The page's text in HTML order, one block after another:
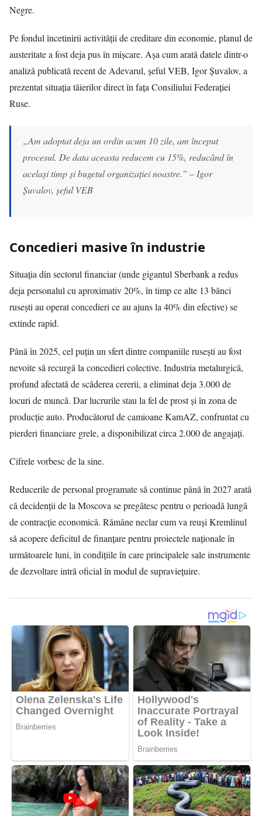
Negre.
Pe fondul încetinirii activității de creditare din economie, planul de
austeritate a fost deja pus în mișcare. Așa cum arată datele dintr-o
analiză publicată recent de Adevarul, șeful VEB, Igor Șuvalov, a
prezentat situația tăierilor direct în fața Consiliului Federației
Ruse.
„Am adoptat deja un ordin acum 10 zile, am început
procesul. De data aceasta reducem cu 15%, reducând în
același timp și bugetul organizației noastre.” – Igor
Șuvalov, șeful VEB
Concedieri masive în industrie
Situația din sectorul financiar (unde gigantul Sberbank a redus
deja personalul cu aproximativ 20%, în timp ce alte 13 bănci
rusești au operat concedieri ce au ajuns la 40% din efective) se
extinde rapid.
Până în 2025, cel puțin un sfert dintre companiile rusești au fost
nevoite să recurgă la concedieri colective. Industria metalurgică,
profund afectată de scăderea cererii, a eliminat deja 3.000 de
locuri de muncă. Dar lucrurile stau la fel de prost și în zona de
producție auto. Producătorul de camioane KamAZ, confruntat cu
pierderi financiare grele, a disponibilizat circa 2.000 de angajați.
Cifrele vorbesc de la sine.
Reducerile de personal programate să continue până în 2027 arată
că decidenții de la Moscova se pregătesc pentru o perioadă lungă
de contracție economică. Rămâne neclar cum va reuși Kremlinul
să acopere deficitul de finanțare pentru proiectele naționale în
următoarele luni, în condițiile în care principalele sale instrumente
de dezvoltare intră oficial în modul de supraviețuire.